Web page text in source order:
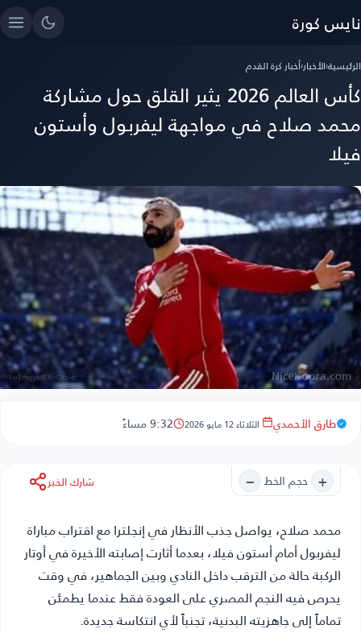
نايس كورة
الرئيسية›الأخبار›أخبار كرة القدم
كأس العالم 2026 يثير القلق حول مشاركة
محمد صلاح في مواجهة ليفربول وأستون
فيلا
طارق الأحمدي الثلاثاء 12 مايو 2026 9:32 مساءً
+ حجم الخط − شارك الخبر
محمد صلاح، يواصل جذب الأنظار في إنجلترا مع اقتراب مباراة
ليفربول أمام أستون فيلا، بعدما أثارت إصابته الأخيرة في أوتار
الركبة حالة من الترقب داخل النادي وبين الجماهير، في وقت
يحرص فيه النجم المصري على العودة فقط عندما يطمئن
تماماً إلى جاهزيته البدنية، تجنباً لأي انتكاسة جديدة.